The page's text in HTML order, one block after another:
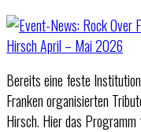
Bereits eine feste
Franken organisierten
Hirsch. Hier das